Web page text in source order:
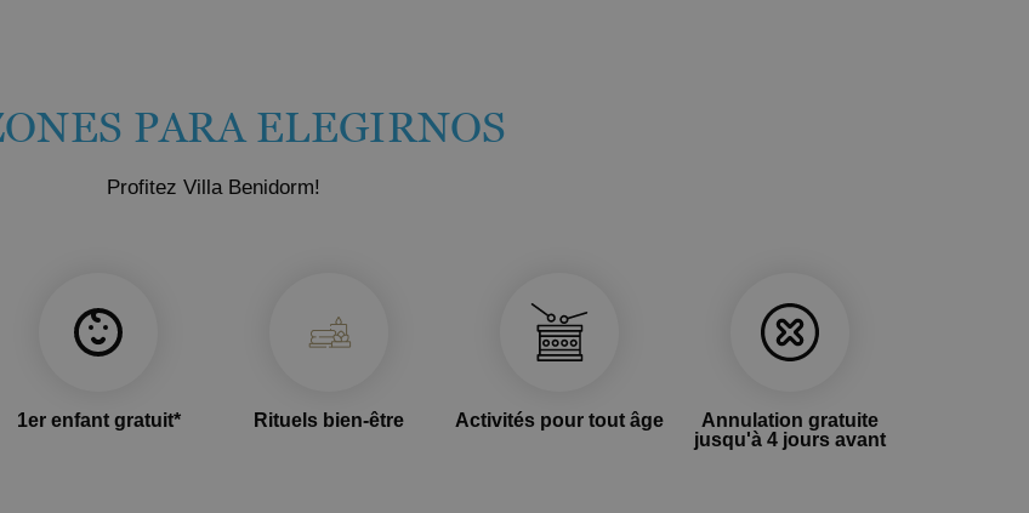
PARA ELEGIRNOS
Profitez Villa Benidorm!
1er enfant gratuit* Rituels bien-être Activités pour tout âge
Annulation gratuite
jusqu'à 4 jours avant